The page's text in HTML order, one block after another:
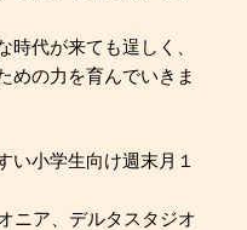
時代が来ても逞しく、
めの力を育んでいきま
い小学生向け週末月１
ニア、デルタスタジオ